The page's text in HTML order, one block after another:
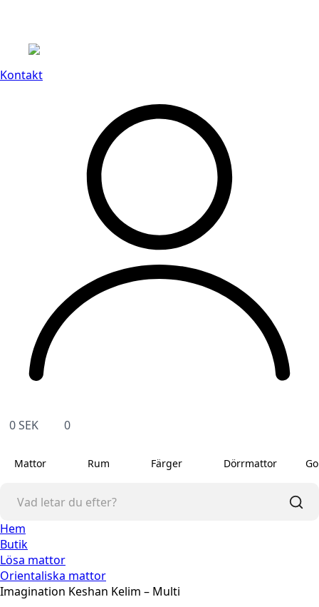
Kontakt
0SEK 0
Mattor Rum Färger Dörrmattor
Hem
Butik
Lösa mattor
Orientaliska mattor
Imagination Keshan Kelim – Multi